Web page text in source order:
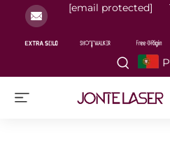
[email protected]